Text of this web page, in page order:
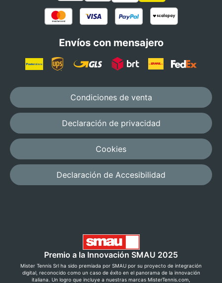
Envíos con mensajero
Condiciones de venta
Declaración de privacidad
Cookies
Declaración de Accesibilidad
Premio a la Innovación SMAU 2025
Mister Tennis Srl ha sido premiada por SMAU por su proyecto de integración
digital, reconocido como un caso de éxito en el panorama de la innovación
italiana. Un logro que incluye a nuestras marcas MisterTennis.com,